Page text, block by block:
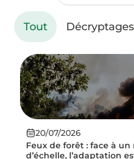
Tout Décryptages
Feux de forêt : face à
d’échelle, l’adaptation
20/07/2026